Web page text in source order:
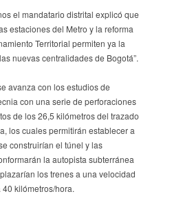
el mandatario distrital explicó que
estaciones del Metro y la reforma
Territorial permiten ya la
nuevas centralidades de Bogotá”.
avanza con los estudios de
con una serie de perforaciones
de los 26,5 kilómetros del trazado
los cuales permitirán establecer a
construirían el túnel y las
la autopista subterránea
los trenes a una velocidad
kilómetros/hora.